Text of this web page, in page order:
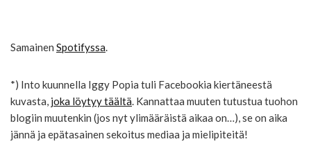
Samainen Spotifyssa.
*) Into kuunnella Iggy Popia tuli Facebookia kiertäneestä
kuvasta, joka löytyy täältä. Kannattaa muuten tutustua tuohon
blogiin muutenkin (jos nyt ylimääräistä aikaa on…), se on aika
jännä ja epätasainen sekoitus mediaa ja mielipiteitä!